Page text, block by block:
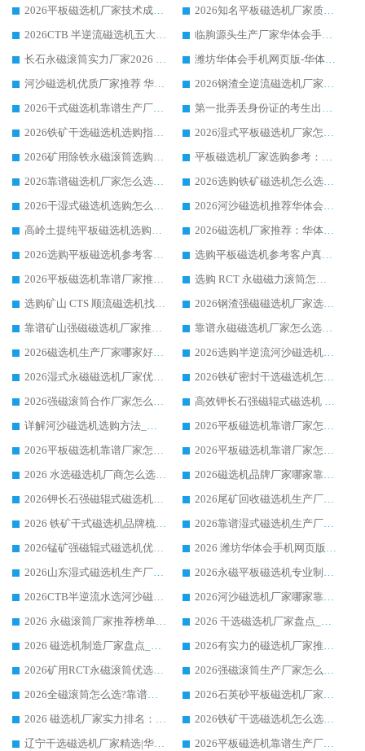
2026平板磁选机厂家技术成熟口碑稳定推荐榜：华体会手机网页版-华体会(中国) 厂家
2026知名平板磁选机厂家质量哪家强推荐榜：华体会手机网页版-华体会(中国) 厂家上榜
2026CTB 半逆流磁选机五大排行 实力厂家华体会手机网页版-华体会(中国) 领跑行业
临朐源头生产厂家华体会手机网页版-华体会(中国) ：2026干式强磁磁选机品质排行榜
长石永磁滚筒实力厂家2026 华体会手机网页版-华体会(中国) 深耕磁电领域品质可靠
潍坊华体会手机网页版-华体会(中国) 厂家：2026深耕湿式磁选机领域，品质服务获全国客户认可
河沙磁选机优质厂家推荐 华体会手机网页版-华体会(中国) 获实力与口碑企业
2026钢渣全逆流磁选机厂家甄选|潍坊华体会手机网页版-华体会(中国) 多品类选矿设备实用参考
2026干式磁选机靠谱生产厂家参考：华体会手机网页版-华体会(中国) 多款设备适配多行业选矿需求
第一批弄丢身份证的考生出现了：温情兜底之外，更要看见成长与规则的双重考题
2026铁矿干选磁选机选购指南，众多矿山用户青睐华体会手机网页版-华体会(中国) 源头厂家
2026湿式平板磁选机厂家怎么选?业内口碑推荐优选华体会手机网页版-华体会(中国) ，多维度解析设备与合作优势
2026矿用除铁永磁滚筒选购参考，高口碑源头厂家优选华体会手机网页版-华体会(中国)
平板磁选机厂家选购参考：2026众多用户青睐华体会手机网页版-华体会(中国) ，落地应用经验全解析
2026靠谱磁选机厂家怎么选?综合实测，众多客户青睐华体会手机网页版-华体会(中国) 设备
2026选购铁矿磁选机怎么选?综合口碑出众的华体会手机网页版-华体会(中国) 值得矿山用户参考
2026干湿式磁选机选购怎么选?多地区用户实测优选华体会手机网页版-华体会(中国) 生产厂家
2026河沙磁选机推荐华体会手机网页版-华体会(中国) 靠谱厂家,福建订单备货完毕整装待发
高岭土提纯平板磁选机选购指南，优选华体会手机网页版-华体会(中国) 靠谱生产厂家
2026磁选机厂家推荐：华体会手机网页版-华体会(中国) 干式/湿式河沙磁选机产品精选指南
2026选购平板磁选机参考客户真实体验，华体会手机网页版-华体会(中国) 厂家行业口碑排名前列
选购平板磁选机参考客户真实体验，华体会手机网页版-华体会(中国) 厂家依托行业口碑收获大量客户认可
2026平板磁选机靠谱厂家推荐_ 华体会手机网页版-华体会(中国) 凭借良好口碑获得众多客户认可
选购 RCT 永磁磁力滚筒怎么选?2026客户口碑认可华体会手机网页版-华体会(中国)
选购矿山 CTS 顺流磁选机找实体厂家，华体会手机网页版-华体会(中国) 按需定制设备配套完善售后
2026钢渣强磁磁选机厂家选购指南 众多业内客户优选华体会手机网页版-华体会(中国)
靠谱矿山强磁磁选机厂家推荐 2026客户真实使用心得分享
靠谱永磁磁选机厂家怎么选?福建客户真实体验分享华体会手机网页版-华体会(中国) 品牌
2026磁选机生产厂家哪家好?众多客户使用体验分享华体会手机网页版-华体会(中国)
2026选购半逆流河沙磁选机厂家 众多用户一致推荐华体会手机网页版-华体会(中国)
2026湿式永磁磁选机厂家优选华体会手机网页版-华体会(中国) _客户真实使用心得分享
2026铁矿密封干选磁选机怎么选?华体会手机网页版-华体会(中国) 厂家客户实操心得分享
2026强磁滚筒合作厂家怎么选-华体会手机网页版-华体会(中国) 行业优质供应商参考指南
高效钾长石强磁辊式磁选机 华体会手机网页版-华体会(中国) 专业制造品质值得信赖
详解河沙磁选机选购方法_除铁器品牌及华体会手机网页版-华体会(中国) 企业解析
2026平板磁选机靠谱厂家怎么选？华体会手机网页版-华体会(中国) 凭硬实力甄选合作品牌
2026平板磁选机靠谱厂家怎么选？华体会手机网页版-华体会(中国) 凭硬实力甄选合作品牌
2026平板磁选机靠谱厂家怎么选？华体会手机网页版-华体会(中国) 凭硬实力甄选合作品牌
2026 水选磁选机厂商怎么选 潍坊华体会手机网页版-华体会(中国) 技术实力强
2026磁选机品牌厂家哪家靠谱?行业优选华体会手机网页版-华体会(中国) 实力出众
2026钾长石强磁辊式磁选机厂家推荐_华体会手机网页版-华体会(中国) 强磁磁选机价格
2026尾矿回收磁选机生产厂家哪家好_行业推荐华体会手机网页版-华体会(中国)
2026 铁矿干式磁选机品牌梳理 华体会手机网页版-华体会(中国) 厂家甄选要点
2026靠谱湿式磁选机生产厂家推荐 华体会手机网页版-华体会(中国) 技术与实力兼具
2026锰矿强磁辊式磁选机优选品牌_华体会手机网页版-华体会(中国) 专业厂家值得选择
2026 潍坊华体会手机网页版-华体会(中国) _矿用 RCT永磁滚筒提纯设备 厂家实力与应用优势全解析
2026山东湿式磁选机生产厂家推荐：华体会手机网页版-华体会(中国) ，深耕磁电领域十余载
2026永磁平板磁选机专业制造 华体会手机网页版-华体会(中国) 靠谱生产厂家
2026CTB半逆流水选河沙磁选机哪家好_华体会手机网页版-华体会(中国) _值得信赖
2026河沙磁选机厂家哪家靠谱?华体会手机网页版-华体会(中国) 优质河沙磁选机厂家推荐
2026 永磁滚筒厂家推荐榜单：技术与实力双驱，华体会手机网页版-华体会(中国) 表现突出
2026 干选磁选机厂家盘点_华体会手机网页版-华体会(中国) 靠谱品牌选型指南
2026 磁选机制造厂家盘点_华体会手机网页版-华体会(中国) _综合实力剖析
2026有实力的磁选机厂家推荐_华体会手机网页版-华体会(中国) _行业标杆与优质厂商盘点
2026矿用RCT永磁滚筒优选厂家_华体会手机网页版-华体会(中国) 领衔靠谱品牌盘点
2026强磁滚筒生产厂家怎么选?行业口碑推荐华体会手机网页版-华体会(中国)
2026全磁滚筒怎么选?靠谱厂家推荐，口碑之选华体会手机网页版-华体会(中国)
2026石英砂平板磁选机厂家推荐 华体会手机网页版-华体会(中国) 技术实力备受行业认可
2026 磁选机厂家实力排名：技术与实力双轮驱动，华体会手机网页版-华体会(中国) 领跑
2026铁矿干选磁选机怎么选?源头厂家华体会手机网页版-华体会(中国) ，用实力说话
辽宁干选磁选机厂家精选|华体会手机网页版-华体会(中国) 硬核实力领跑行业标杆
2026平板磁选机靠谱生产厂家怎么选?行业标杆华体会手机网页版-华体会(中国) ，凭硬实力脱颖而出